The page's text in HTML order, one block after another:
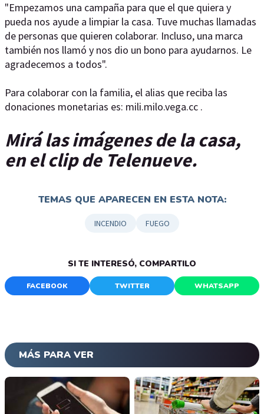
"Empezamos una campaña para que el que quiera y
pueda nos ayude a limpiar la casa. Tuve muchas llamadas
de personas que quieren colaborar. Incluso, una marca
también nos llamó y nos dio un bono para ayudarnos. Le
agradecemos a todos".
Para colaborar con la familia, el alias que reciba las
donaciones monetarias es: mili.milo.vega.cc .
Mirá las imágenes de la casa,
en el clip de Telenueve.
TEMAS QUE APARECEN EN ESTA NOTA:
INCENDIO FUEGO
SI TE INTERESÓ, COMPARTILO
FACEBOOK TWITTER WHATSAPP
MÁS PARA VER